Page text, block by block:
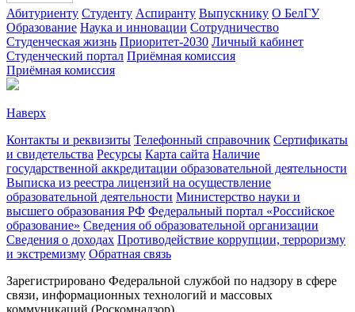
Абитуриенту Студенту Аспиранту Выпускнику О БелГУ
Образование Наука и инновации Сотрудничество
Студенческая жизнь Приоритет-2030 Личный кабинет
Студенческий портал Приёмная комиссия
Приёмная комиссия
Наверх
Контакты и реквизиты Телефонный справочник Сертификаты
и свидетельства Ресурсы Карта сайта Наличие
государственной аккредитации образовательной деятельности
Выписка из реестра лицензий на осуществление
образовательной деятельности Министерствo науки и
высшего образования РФ Федеральный портал «Российское
образование» Сведения об образовательной организации
Сведения о доходах Противодействие коррупции, терроризму
и экстремизму Обратная связь
Зарегистрировано Федеральной службой по надзору в сфере
связи, информационных технологий и массовых
коммуникаций (Роскомнадзор).